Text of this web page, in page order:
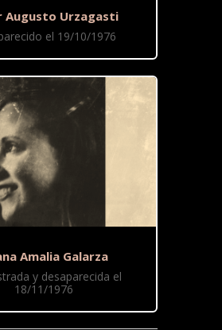
Augusto Urzagasti
el 19/10/1976
Amalia Galarza
y desaparecida el
18/11/1976